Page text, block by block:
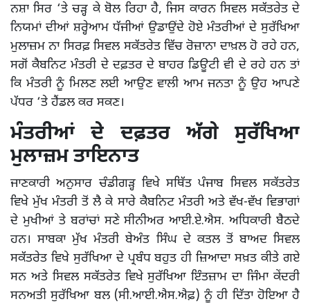
ਨਸ਼ਾ ਸਿਰ ‘ਤੇ ਚੜ੍ਹ ਕੇ ਬੋਲ ਰਿਹਾ ਹੈ, ਜਿਸ ਕਾਰਨ ਸਿਵਲ ਸਕੱਤਰੇਤ ਦੇ
ਨਿਯਮਾਂ ਦੀਆਂ ਸ਼ਰ੍ਹੇਆਮ ਧੱਜੀਆਂ ਉਡਾਉਂਦੇ ਹੋਏ ਮੰਤਰੀਆਂ ਦੇ ਸੁਰੱਖਿਆ
ਮੁਲਾਜ਼ਮ ਨਾ ਸਿਰਫ਼ ਸਿਵਲ ਸਕੱਤਰੇਤ ਵਿੱਚ ਰੋਜ਼ਾਨਾ ਦਾਖ਼ਲ ਹੋ ਰਹੇ ਹਨ,
ਸਗੋਂ ਕੈਬਨਿਟ ਮੰਤਰੀ ਦੇ ਦਫ਼ਤਰ ਦੇ ਬਾਹਰ ਡਿਊਟੀ ਵੀ ਦੇ ਰਹੇ ਹਨ ਤਾਂ
ਕਿ ਮੰਤਰੀ ਨੂੰ ਮਿਲਣ ਲਈ ਆਉਣ ਵਾਲੀ ਆਮ ਜਨਤਾ ਨੂੰ ਉਹ ਆਪਣੇ
ਪੱਧਰ ‘ਤੇ ਹੈਂਡਲ ਕਰ ਸਕਣ।
ਮੰਤਰੀਆਂ ਦੇ ਦਫ਼ਤਰ ਅੱਗੇ ਸੁਰੱਖਿਆ
ਮੁਲਾਜ਼ਮ ਤਾਇਨਾਤ
ਜਾਣਕਾਰੀ ਅਨੁਸਾਰ ਚੰਡੀਗੜ੍ਹ ਵਿਖੇ ਸਥਿੱਤ ਪੰਜਾਬ ਸਿਵਲ ਸਕੱਤਰੇਤ
ਵਿਖੇ ਮੁੱਖ ਮੰਤਰੀ ਤੋਂ ਲੈ ਕੇ ਸਾਰੇ ਕੈਬਨਿਟ ਮੰਤਰੀ ਅਤੇ ਵੱਖ-ਵੱਖ ਵਿਭਾਗਾਂ
ਦੇ ਮੁਖੀਆਂ ਤੇ ਬਰਾਂਚਾਂ ਸਣੇ ਸੀਨੀਅਰ ਆਈ.ਏ.ਐਸ. ਅਧਿਕਾਰੀ ਬੈਠਦੇ
ਹਨ। ਸਾਬਕਾ ਮੁੱਖ ਮੰਤਰੀ ਬੇਅੰਤ ਸਿੰਘ ਦੇ ਕਤਲ ਤੋਂ ਬਾਅਦ ਸਿਵਲ
ਸਕੱਤਰੇਤ ਵਿਖੇ ਸੁਰੱਖਿਆ ਦੇ ਪ੍ਰਬੰਧ ਬਹੁਤ ਹੀ ਜ਼ਿਆਦਾ ਸਖ਼ਤ ਕੀਤੇ ਗਏ
ਸਨ ਅਤੇ ਸਿਵਲ ਸਕੱਤਰੇਤ ਵਿਖੇ ਸੁਰੱਖਿਆ ਇੰਤਜ਼ਾਮ ਦਾ ਜਿੰਮਾ ਕੇਂਦਰੀ
ਸਨਅਤੀ ਸੁਰੱਖਿਆ ਬਲ (ਸੀ.ਆਈ.ਐਸ.ਐਫ਼) ਨੂੰ ਹੀ ਦਿੱਤਾ ਹੋਇਆ ਹੈ